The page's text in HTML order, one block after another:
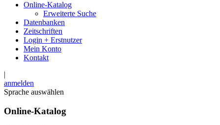
Online-Katalog
Erweiterte Suche
Datenbanken
Zeitschriften
Login + Erstnutzer
Mein Konto
Kontakt
|
anmelden
Sprache auswählen
Online-Katalog